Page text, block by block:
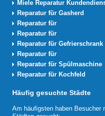
Miele Reparatur
Reparatur für Gasherd
Reparatur für
Reparatur für
Reparatur für Gefrierschrank
Reparatur für
Reparatur für Spülmaschine
Reparatur für Kochfeld
Häufig gesuchte Städte
Am häufigsten haben Besucher